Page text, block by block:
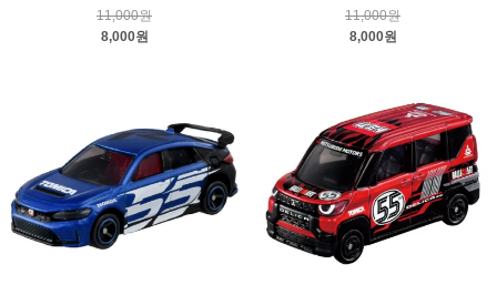
11,000원
8,000원
11,000원
8,000원